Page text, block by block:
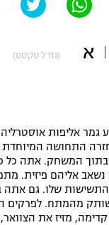
– פודקאסט
אלקטרה
1 – "מרלן"
א (גודל טקסט)
גמר אליפות
התחושה המיוחדת
בתוך המשחק. אתה כל
נשאב אליהם פיזית.
שלו. גם אתה
מהמתח. לפרקים
מזיז את